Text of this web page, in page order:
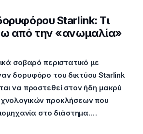
Starlink: Τι
από την «ανωμαλία»
σοβαρό περιστατικό με
δορυφόρο του δικτύου Starlink
να προστεθεί στον ήδη μακρύ
προκλήσεων που
στο διάστημα.…